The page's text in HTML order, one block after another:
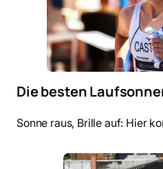
Die besten
Sonne raus, Brille auf: Hier